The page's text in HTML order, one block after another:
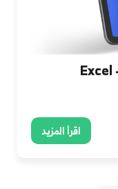
اقرأ المزيد